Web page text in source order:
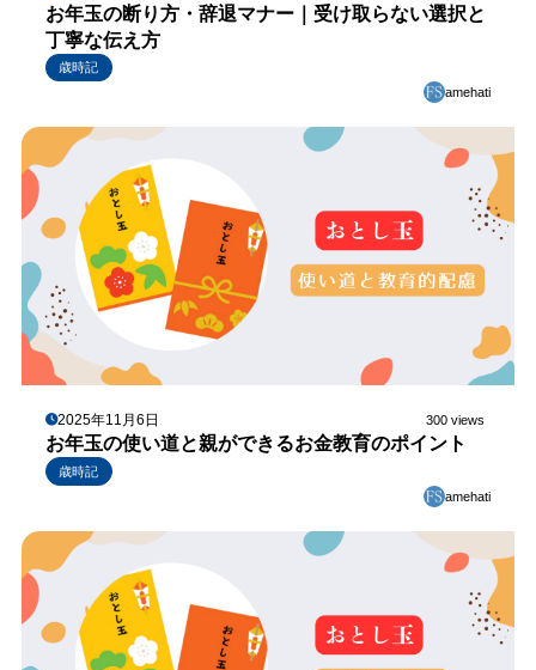
お年玉の断り方・辞退マナー｜受け取らない選択と
丁寧な伝え方
歳時記
amehati
2025年11月6日 300 views
お年玉の使い道と親ができるお金教育のポイント
歳時記
amehati